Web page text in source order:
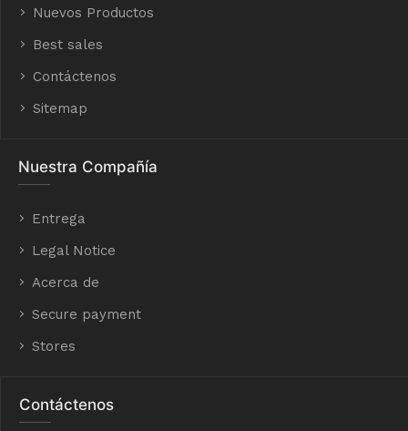
Nuevos Productos
Best sales
Contáctenos
Sitemap
Nuestra Compañía
Entrega
Legal Notice
Acerca de
Secure payment
Stores
Contáctenos